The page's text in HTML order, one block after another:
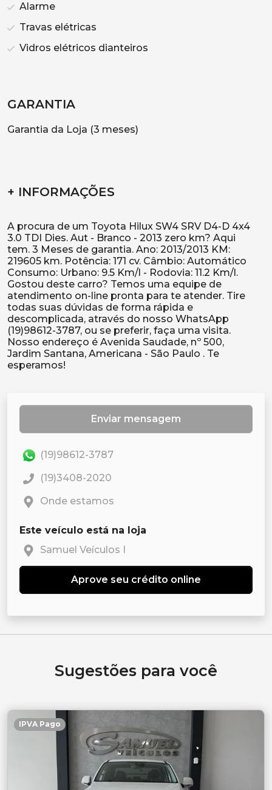
Alarme
Travas elétricas
Vidros elétricos dianteiros
GARANTIA
Garantia da Loja (3 meses)
+ INFORMAÇÕES
A procura de um Toyota Hilux SW4 SRV D4-D 4x4
3.0 TDI Dies. Aut - Branco - 2013 zero km? Aqui
tem. 3 Meses de garantia. Ano: 2013/2013 KM:
219605 km. Potência: 171 cv. Câmbio: Automático
Consumo: Urbano: 9.5 Km/l - Rodovia: 11.2 Km/l.
Gostou deste carro? Temos uma equipe de
atendimento on-line pronta para te atender. Tire
todas suas dúvidas de forma rápida e
descomplicada, através do nosso WhatsApp
(19)98612-3787, ou se preferir, faça uma visita.
Nosso endereço é Avenida Saudade, nº 500,
Jardim Santana, Americana - São Paulo . Te
Enviar mensagem
(19)98612-3787
(19)3408-2020
Onde estamos
Este veículo está na loja
Samuel Veículos I
Aprove seu crédito online
Sugestões para você
IPVA Pago